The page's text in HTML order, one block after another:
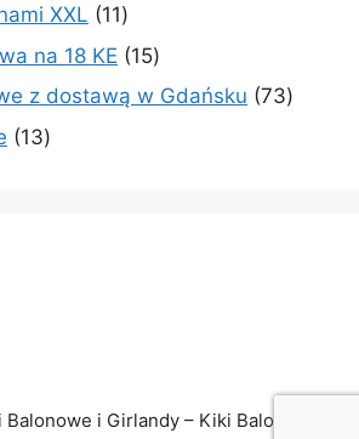
XXL 1111
produktów
na 18 KE 1515
produktów
z dostawą w Gdańsku 7373
1313
i Girlandy – Kiki Baloniki